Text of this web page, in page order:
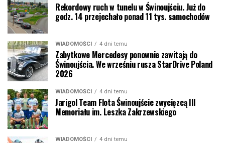
Rekordowy ruch w tunelu w Świnoujściu. Już do
godz. 14 przejechało ponad 11 tys. samochodów
WIADOMOŚCI 4 dni temu
Zabytkowe Mercedesy ponownie zawitają do
Świnoujścia. We wrześniu rusza StarDrive Poland
2026
WIADOMOŚCI 4 dni temu
Jarigol Team Flota Świnoujście zwycięzcą III
Memoriału im. Leszka Zakrzewskiego
WIADOMOŚCI 4 dni temu